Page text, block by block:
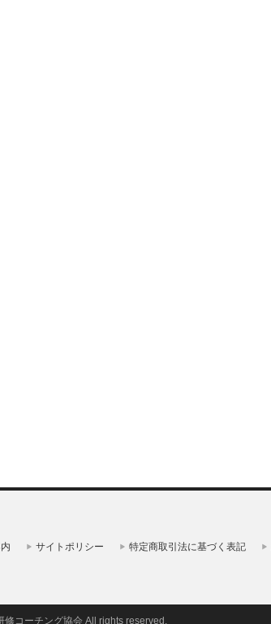
サイトポリシー 特定商取引法に基づく表記
修コーチング協会All rights reserved.